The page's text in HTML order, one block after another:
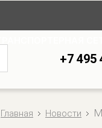
+7 495
Главная Новости